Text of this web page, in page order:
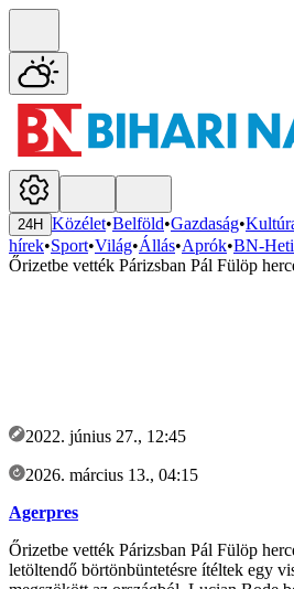
24H Közélet•Belföld•Gazdaság•
hírek•Sport•Világ•Állás•Aprók•BN-
Őrizetbe vették Párizsban Pál Fülöp
2022. június 27., 12:45
2026. március 13., 04:15
Agerpres
Őrizetbe vették Párizsban Pál Fülöp
letöltendő börtönbüntetésre ítéltek egy